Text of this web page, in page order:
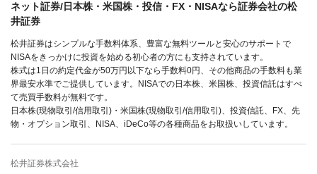
ネット証券/日本株・米国株・投信・FX・NISAなら証券会社の松
井証券
松井証券はシンプルな手数料体系、豊富な無料ツールと安心のサポートで
NISAをきっかけに投資を始める初心者の方にも支持されています。
株式は1日の約定代金が50万円以下なら手数料0円、その他商品の手数料も業
界最安水準でご提供しています。NISAでの日本株、米国株、投資信託はすべ
て売買手数料が無料です。
日本株(現物取引/信用取引)・米国株(現物取引/信用取引)、投資信託、FX、先
物・オプション取引、NISA、iDeCo等の各種商品をお取扱いしています。
松井証券株式会社